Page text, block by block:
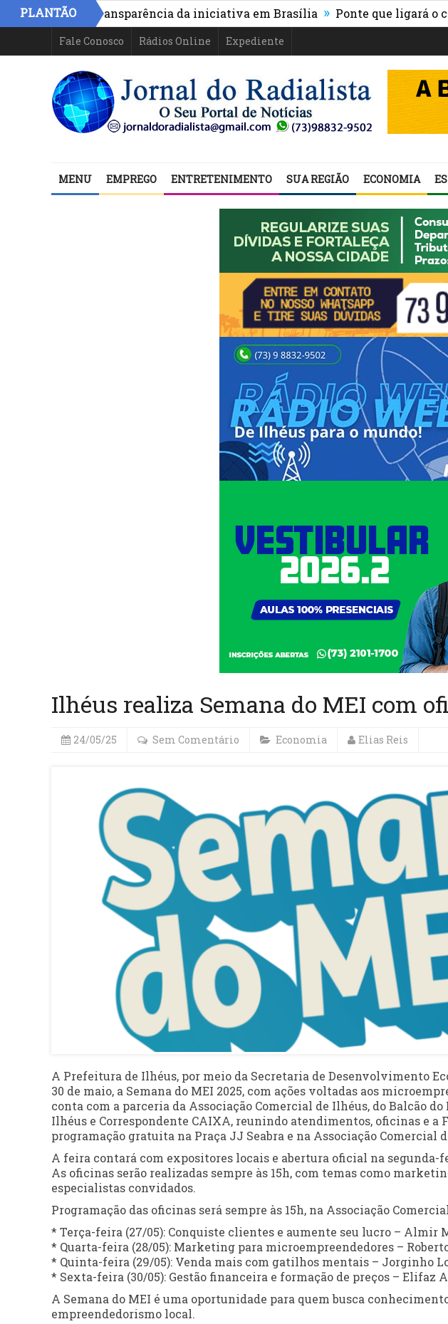
PLANTÃO
de Transparência da iniciativa em Brasília » Ponte que ligará o centro de
Fale Conosco Rádios Online Expediente
MENU EMPREGO ENTRETENIMENTO SUA REGIÃO ECONOMIA
Ilhéus realiza Semana do MEI com
24/05/25 Sem Comentário Economia Elias Reis
A Prefeitura de Ilhéus, por meio da Secretaria de Desenvolvimento
30 de maio, a Semana do MEI 2025, com ações voltadas aos
conta com a parceria da Associação Comercial de Ilhéus, do Balcão do
Ilhéus e Correspondente CAIXA, reunindo atendimentos, oficinas e a
programação gratuita na Praça JJ Seabra e na Associação Comercial
A feira contará com expositores locais e abertura oficial na segunda-
As oficinas serão realizadas sempre às 15h, com temas como
especialistas convidados.
Programação das oficinas será sempre às 15h, na Associação
* Terça-feira (27/05): Conquiste clientes e aumente seu lucro – Almir
* Quarta-feira (28/05): Marketing para microempreendedores –
* Quinta-feira (29/05): Venda mais com gatilhos mentais – Jorginho
* Sexta-feira (30/05): Gestão financeira e formação de preços – Elifaz
A Semana do MEI é uma oportunidade para quem busca
empreendedorismo local.